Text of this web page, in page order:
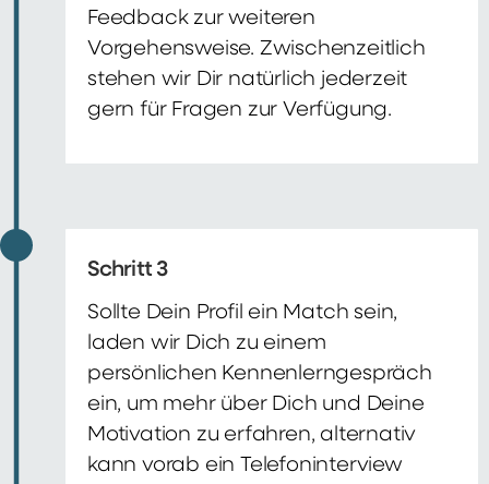
Feedback zur weiteren
Vorgehensweise. Zwischenzeitlich
stehen wir Dir natürlich jederzeit
gern für Fragen zur Verfügung.
Schritt 3
Sollte Dein Profil ein Match sein,
laden wir Dich zu einem
persönlichen Kennenlerngespräch
ein, um mehr über Dich und Deine
Motivation zu erfahren, alternativ
kann vorab ein Telefoninterview